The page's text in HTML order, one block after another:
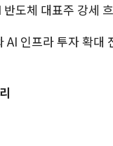
도체 대표주 강세
인프라 투자 확대